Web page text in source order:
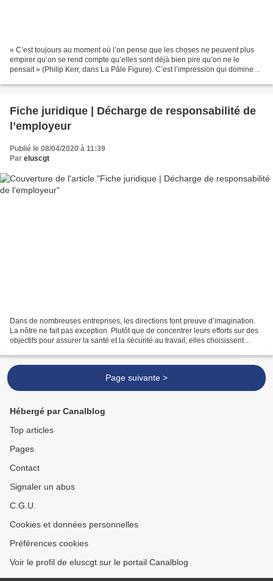
« C’est toujours au moment où l’on pense que les choses ne peuvent plus
empirer qu’on se rend compte qu’elles sont déjà bien pire qu’on ne le
pensait » (Philip Kerr, dans La Pâle Figure). C’est l’impression qui domine
Fiche juridique | Décharge de responsabilité de
l’employeur
Publié le 08/04/2020 à 11:39
Par eluscgt
Dans de nombreuses entreprises, les directions font preuve d’imagination.
La nôtre ne fait pas exception. Plutôt que de concentrer leurs efforts sur des
objectifs pour assurer la santé et la sécurité au travail, elles choisissent
Page suivante >
Hébergé par Canalblog
Top articles
Pages
Contact
Signaler un abus
C.G.U.
Cookies et données personnelles
Préférences cookies
Voir le profil de eluscgt sur le portail Canalblog